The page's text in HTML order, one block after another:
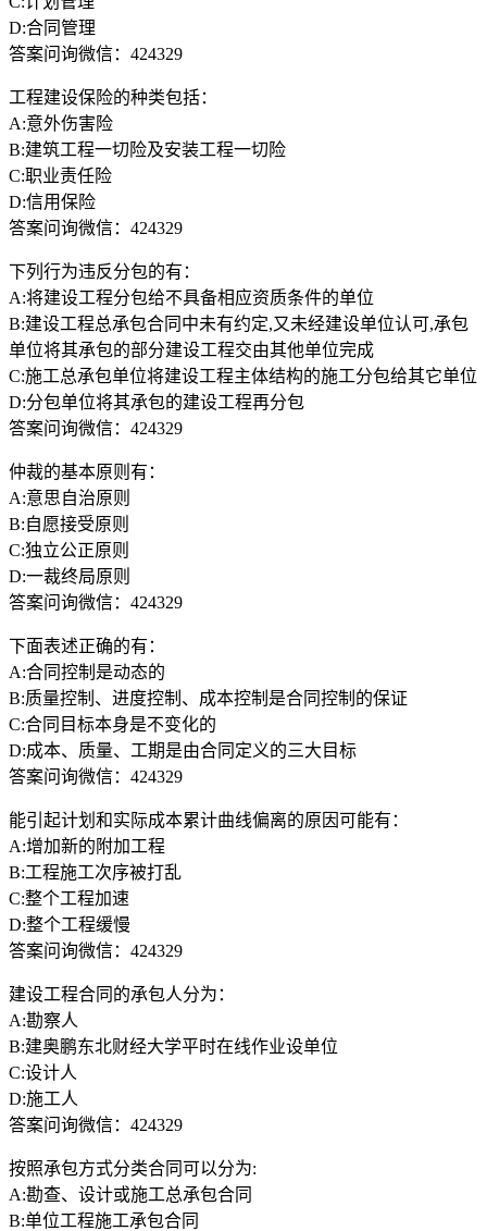
D:合同管理
答案问询微信：424329
工程建设保险的种类包括：
A:意外伤害险
B:建筑工程一切险及安装工程一切险
C:职业责任险
D:信用保险
答案问询微信：424329
下列行为违反分包的有：
A:将建设工程分包给不具备相应资质条件的单位
B:建设工程总承包合同中未有约定,又未经建设单位认可,承包
单位将其承包的部分建设工程交由其他单位完成
C:施工总承包单位将建设工程主体结构的施工分包给其它单位
D:分包单位将其承包的建设工程再分包
答案问询微信：424329
仲裁的基本原则有：
A:意思自治原则
B:自愿接受原则
C:独立公正原则
D:一裁终局原则
答案问询微信：424329
下面表述正确的有：
A:合同控制是动态的
B:质量控制、进度控制、成本控制是合同控制的保证
C:合同目标本身是不变化的
D:成本、质量、工期是由合同定义的三大目标
答案问询微信：424329
能引起计划和实际成本累计曲线偏离的原因可能有：
A:增加新的附加工程
B:工程施工次序被打乱
C:整个工程加速
D:整个工程缓慢
答案问询微信：424329
建设工程合同的承包人分为：
A:勘察人
B:建奥鹏东北财经大学平时在线作业设单位
C:设计人
D:施工人
答案问询微信：424329
按照承包方式分类合同可以分为:
A:勘查、设计或施工总承包合同
B:单位工程施工承包合同